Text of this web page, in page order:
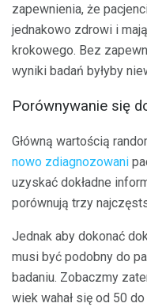
zapewnienia, że
jednakowo zdrowi i
krokowego. Bez
wyniki badań byłyby
Porównywanie się
Główną wartością
nowo zdiagnozowani
uzyskać dokładne
porównują trzy
Jednak aby dokonać
musi być podobny do
badaniu. Zobaczmy
wiek wahał się od 50